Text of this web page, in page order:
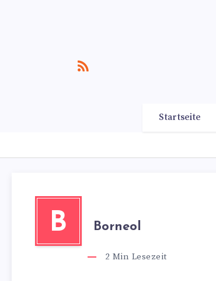
Startseite
B Borneol
2 Min Lesezeit